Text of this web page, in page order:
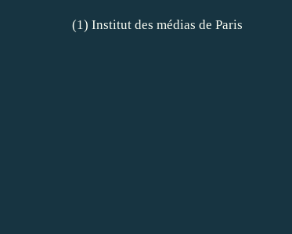
(1) Institut des médias de Paris